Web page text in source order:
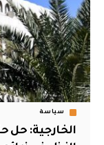
سياسة
الخارجية: حل